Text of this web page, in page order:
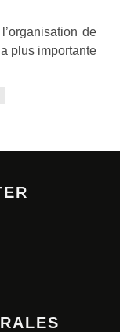
de
plus importante